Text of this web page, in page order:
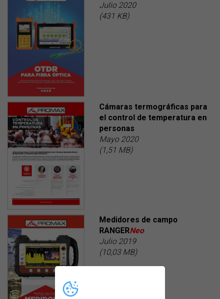
Julio 2020
(431 KB)
Cámaras termográficas para
el control de temperatura en
personas
Mayo 2020
(1,51 MB)
Medidores de campo
RANGERNeo
Julio 2019
(10,03 MB)